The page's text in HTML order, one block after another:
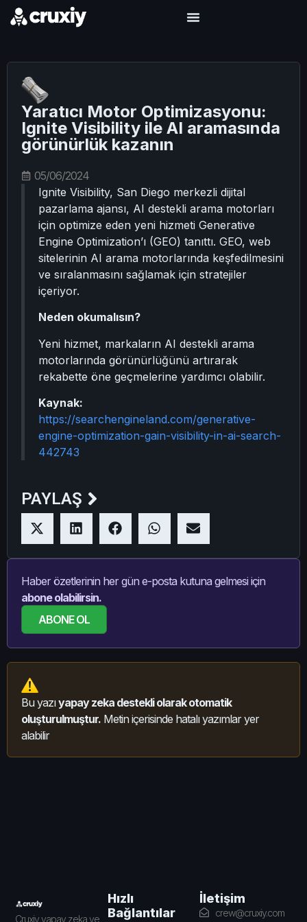
Yaratıcı Motor Optimizasyonu:
Ignite Visibility ile AI aramasında
görünürlük kazanın
05/06/2024
Ignite Visibility, San Diego merkezli dijital
pazarlama ajansı, AI destekli arama motorları
için optimize eden yeni hizmeti Generative
Engine Optimization’ı (GEO) tanıttı. GEO, web
sitelerinin AI arama motorlarında keşfedilmesini
ve sıralanmasını sağlamak için stratejiler
içeriyor.
Neden okumalısın?
Yeni hizmet, markaların AI destekli arama
motorlarında görünürlüğünü artırarak
rekabette öne geçmelerine yardımcı olabilir.
Kaynak:
https://searchengineland.com/generative-
engine-optimization-gain-visibility-in-ai-search-
442743
PAYLAŞ
Haber özetlerinin her gün e-posta kutuna gelmesi için
abone olabilirsin.
ABONE OL
Bu yazıyapay zeka destekli olarak otomatik
oluşturulmuştur. Metin içerisinde hatalı yazımlar yer
alabilir
Cruxiy yapay zeka ve
Hızlı
Bağlantılar
İletişim
crew@cruxiy.com